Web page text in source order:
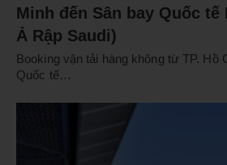
Minh đến Sân bay Quốc tế
Ả Rập Saudi)
Booking vận tải hàng không từ TP. Hồ
Quốc tế…